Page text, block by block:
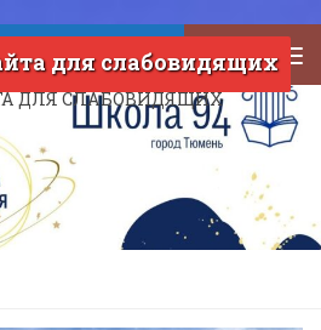
МАОУ СОШ №94 города Тюмени
ДЛЯ СЛАБОВИДЯЩИХ
для слабовидящих